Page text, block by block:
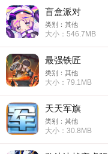
盲盒派对
类别：其他
大小：546.7MB
最强铁匠
类别：其他
大小：79.1MB
天天军旗
类别：其他
大小：30.8MB